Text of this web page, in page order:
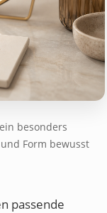
besonders
Form bewusst
passende